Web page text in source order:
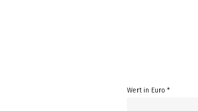
Wert in Euro *